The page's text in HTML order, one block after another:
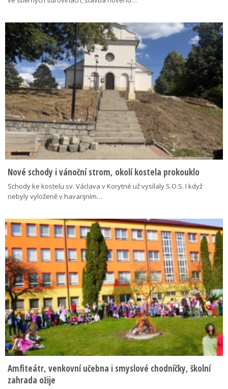
Nové schody i vánoční strom, okolí kostela prokouklo
Schody ke kostelu sv. Václava v Korytné už vysílaly S.O.S. I když
nebyly vyloženě v havarijním…
Amfiteátr, venkovní učebna i smyslové chodníčky, školní
zahrada ožije